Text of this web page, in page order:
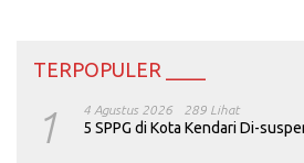
TERPOPULER ____
1 4 Agustus 2026 289 Lihat
5 SPPG di Kota Kendari Di-